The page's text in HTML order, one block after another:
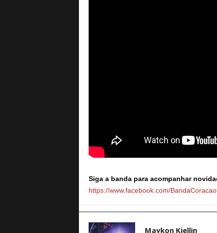
Siga a banda para acompanhar
https://www.facebook.com/
Maykon Kjellin